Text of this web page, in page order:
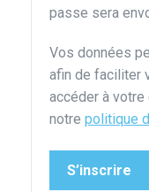
passe sera
Vos données
afin de faciliter
accéder à
notre politique
S’inscrire